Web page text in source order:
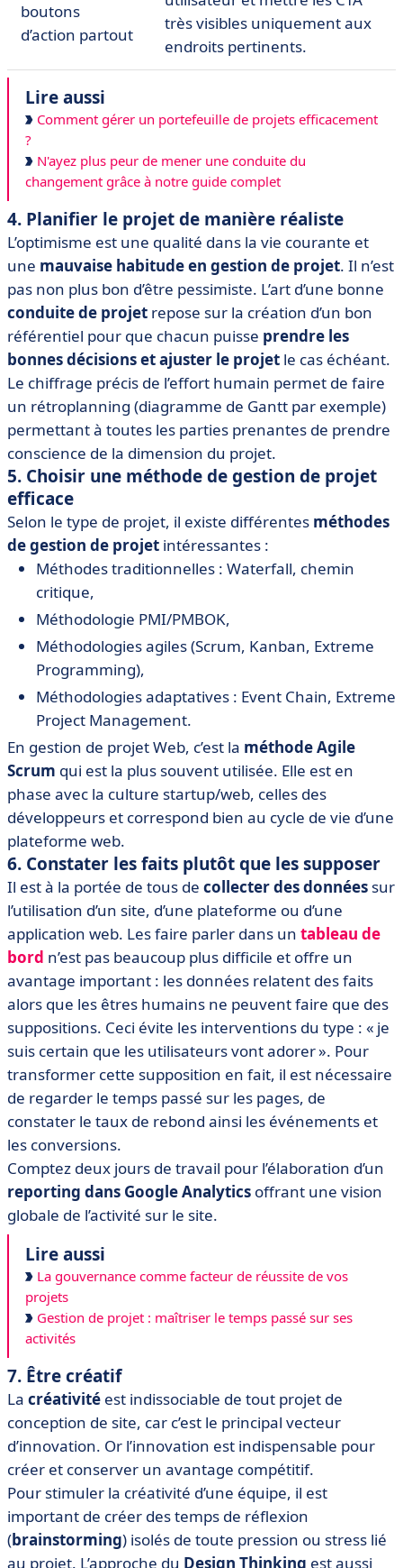
boutons
d’action partout
très visibles uniquement aux
endroits pertinents.
Lire aussi
Comment gérer un portefeuille de projets efficacement
?
N'ayez plus peur de mener une conduite du
changement grâce à notre guide complet
4. Planifier le projet de manière réaliste
L’optimisme est une qualité dans la vie courante et
une mauvaise habitude en gestion de projet. Il n’est
pas non plus bon d’être pessimiste. L’art d’une bonne
conduite de projet repose sur la création d’un bon
référentiel pour que chacun puisse prendre les
bonnes décisions et ajuster le projet le cas échéant.
Le chiffrage précis de l’effort humain permet de faire
un rétroplanning (diagramme de Gantt par exemple)
permettant à toutes les parties prenantes de prendre
conscience de la dimension du projet.
5. Choisir une méthode de gestion de projet
efficace
Selon le type de projet, il existe différentes méthodes
de gestion de projet intéressantes :
Méthodes traditionnelles : Waterfall, chemin
critique,
Méthodologie PMI/PMBOK,
Méthodologies agiles (Scrum, Kanban, Extreme
Programming),
Méthodologies adaptatives : Event Chain, Extreme
Project Management.
En gestion de projet Web, c’est la méthode Agile
Scrum qui est la plus souvent utilisée. Elle est en
phase avec la culture startup/web, celles des
développeurs et correspond bien au cycle de vie d’une
plateforme web.
6. Constater les faits plutôt que les supposer
Il est à la portée de tous de collecter des données sur
l’utilisation d’un site, d’une plateforme ou d’une
application web. Les faire parler dans un tableau de
bord n’est pas beaucoup plus difficile et offre un
avantage important : les données relatent des faits
alors que les êtres humains ne peuvent faire que des
suppositions. Ceci évite les interventions du type : « je
suis certain que les utilisateurs vont adorer ». Pour
transformer cette supposition en fait, il est nécessaire
de regarder le temps passé sur les pages, de
constater le taux de rebond ainsi les événements et
les conversions.
Comptez deux jours de travail pour l’élaboration d’un
reporting dans Google Analytics offrant une vision
globale de l’activité sur le site.
Lire aussi
La gouvernance comme facteur de réussite de vos
projets
Gestion de projet : maîtriser le temps passé sur ses
activités
7. Être créatif
La créativité est indissociable de tout projet de
conception de site, car c’est le principal vecteur
d’innovation. Or l’innovation est indispensable pour
créer et conserver un avantage compétitif.
Pour stimuler la créativité d’une équipe, il est
important de créer des temps de réflexion
(brainstorming) isolés de toute pression ou stress lié
au projet. L’approche du Design Thinking est aussi